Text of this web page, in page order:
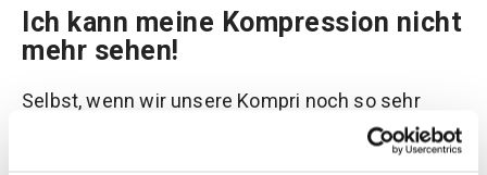
Ich kann meine Kompression nicht
mehr sehen!
Selbst, wenn wir unsere Kompri noch so sehr
vergöttern und uns noch so sehr über die neue,
schicke Farbe freuen, irgendwann kommt auch